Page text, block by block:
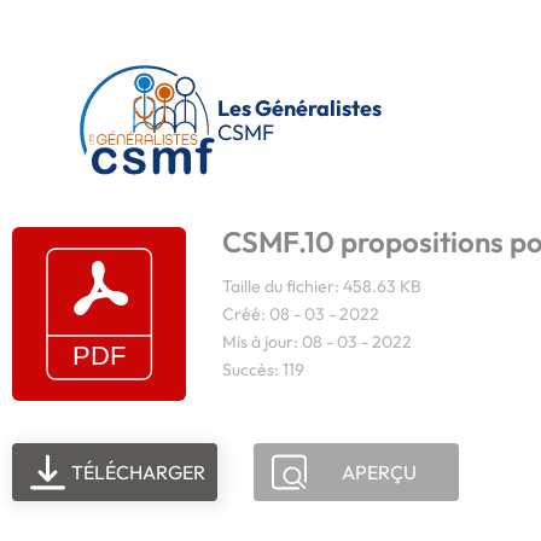
Les Généralistes
CSMF
CSMF.10 propositions
Taille du fichier: 458.63 KB
Créé: 08 - 03 - 2022
Mis à jour: 08 - 03 - 2022
Succès: 119
TÉLÉCHARGER APERÇU